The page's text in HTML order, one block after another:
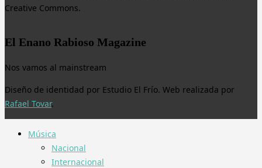
Creative Commons.
El Enano Rabioso Magazine
Nos vamos al mainstream
Diseño de identidad por Estudio El Frío. Web realizada por
Rafael Tovar.
Música
Nacional
Internacional